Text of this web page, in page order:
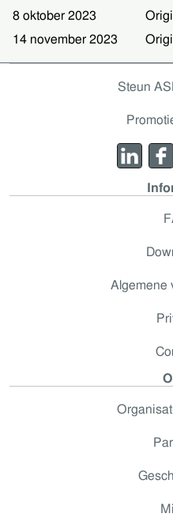
8 oktober 2023
14 november 2023
Steun
Algemene